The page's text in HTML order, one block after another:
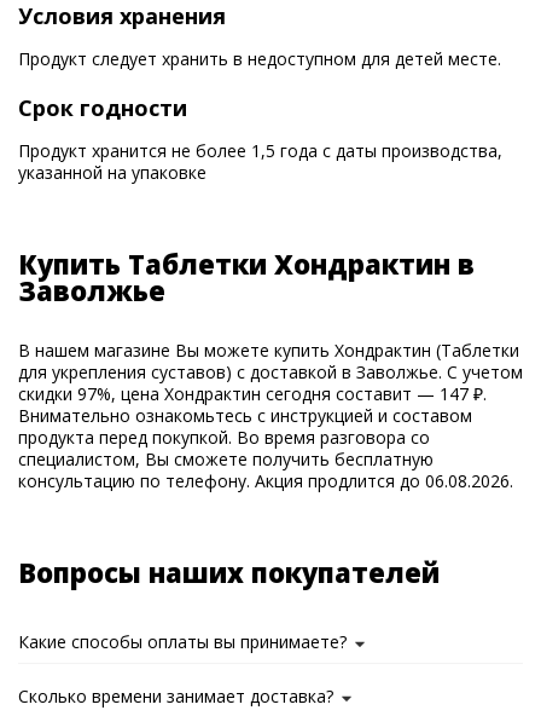
Условия хранения
Продукт следует хранить в недоступном для детей месте.
Срок годности
Продукт хранится не более 1,5 года с даты производства,
указанной на упаковке
Купить Таблетки Хондрактин в
Заволжье
В нашем магазине Вы можете купить Хондрактин (Таблетки
для укрепления суставов) с доставкой в Заволжье. С учетом
скидки 97%, цена Хондрактин сегодня составит — 147 ₽.
Внимательно ознакомьтесь с инструкцией и составом
продукта перед покупкой. Во время разговора со
специалистом, Вы сможете получить бесплатную
консультацию по телефону. Акция продлится до 06.08.2026.
Вопросы наших покупателей
Какие способы оплаты вы принимаете?
Сколько времени занимает доставка?